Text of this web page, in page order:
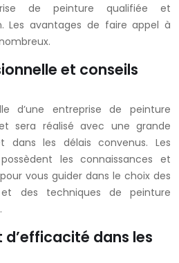
de peinture qualifiée et
Les avantages de faire appel à
et conseils
d’une entreprise de peinture
sera réalisé avec une grande
les délais convenus. Les
les connaissances et
vous guider dans le choix des
des techniques de peinture
dans les